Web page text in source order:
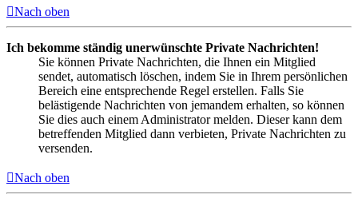
Nach oben
Ich bekomme ständig unerwünschte Private Nachrichten!
Sie können Private Nachrichten, die Ihnen ein Mitglied
sendet, automatisch löschen, indem Sie in Ihrem persönlichen
Bereich eine entsprechende Regel erstellen. Falls Sie
belästigende Nachrichten von jemandem erhalten, so können
Sie dies auch einem Administrator melden. Dieser kann dem
betreffenden Mitglied dann verbieten, Private Nachrichten zu
versenden.
Nach oben